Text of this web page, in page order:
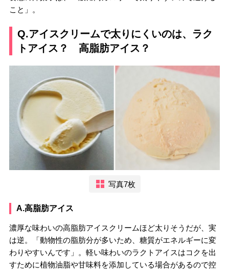
こと」。
Q.アイスクリームで太りにくいのは、ラク
トアイス？ 高脂肪アイス？
写真7枚
A.高脂肪アイス
濃厚な味わいの高脂肪アイスクリームほど太りそうだが、実
は逆。「動物性の脂肪分が多いため、糖質がエネルギーに変
わりやすいんです」。軽い味わいのラクトアイスはコクを出
すために植物油脂や甘味料を添加している場合があるので控